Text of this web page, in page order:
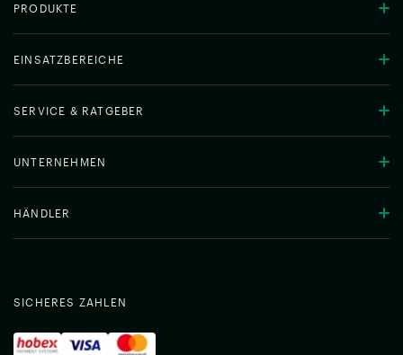
PRODUKTE
EINSATZBEREICHE
SERVICE & RATGEBER
UNTERNEHMEN
HÄNDLER
SICHERES ZAHLEN